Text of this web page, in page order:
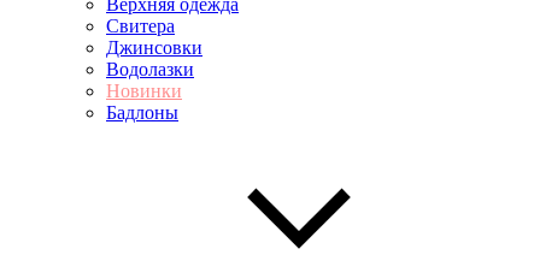
Свитера
Джинсовки
Водолазки
Новинки
Бадлоны